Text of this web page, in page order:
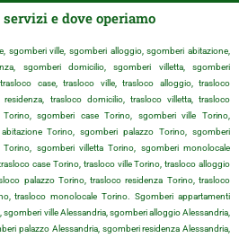
e dove operiamo
sgomberi ville, sgomberi alloggio, sgomberi abitazione,
sgomberi domicilio, sgomberi villetta, sgomberi
case, trasloco ville, trasloco alloggio, trasloco
trasloco domicilio, trasloco villetta, trasloco
sgomberi case Torino, sgomberi ville Torino,
Torino, sgomberi palazzo Torino, sgomberi
sgomberi villetta Torino, sgomberi monolocale
case Torino, trasloco ville Torino, trasloco alloggio
palazzo Torino, trasloco residenza Torino, trasloco
trasloco monolocale Torino. Sgomberi appartamenti
sgomberi ville Alessandria, sgomberi alloggio Alessandria,
palazzo Alessandria, sgomberi residenza Alessandria,